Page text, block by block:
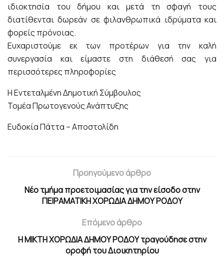
ιδιοκτησία του δήμου και μετά τη σφαγή τους
διατίθενται δωρεάν σε φιλανθρωπικά ιδρύματα και
φορείς πρόνοιας.
Ευχαριστούμε εκ των προτέρων για την καλή
συνεργασία και είμαστε στη διάθεσή σας για
περισσότερες πληροφορίες
Η Εντεταλμένη Δημοτική Σύμβουλος
Τομέα Πρωτογενούς Ανάπτυξης
Ευδοκία Πάττα – Αποστολίδη
Προηγούμενο άρθρο
Nέο τμήμα προετοιμασίας για την είσοδο στην
ΠΕΙΡΑΜΑΤΙΚΗ ΧΟΡΩΔΙΑ ΔΗΜΟΥ ΡΟΔΟΥ
Επόμενο άρθρο
Η ΜΙΚΤΗ ΧΟΡΩΔΙΑ ΔΗΜΟΥ ΡΟΔΟΥ τραγούδησε στην
οροφή του Διοικητηρίου